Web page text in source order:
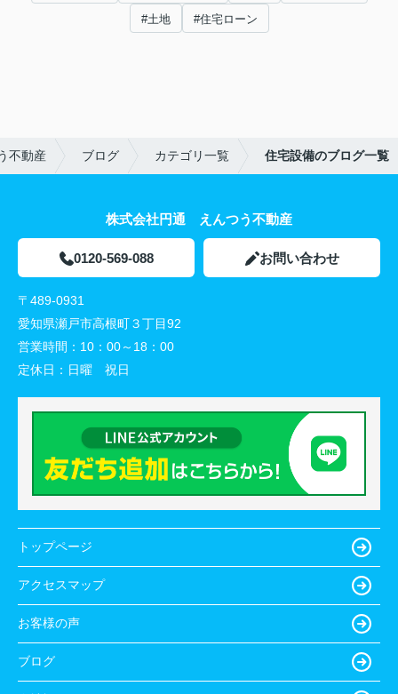
#土地 #住宅ローン
不動産 ブログ カテゴリ一覧 住宅設備のブログ一覧
株式会社円通 えんつう不動産
0120-569-088 お問い合わせ
〒489-0931
愛知県瀬戸市高根町３丁目92
営業時間： 10：00～18：00
定休日： 日曜 祝日
トップページ
アクセスマップ
お客様の声
ブログ